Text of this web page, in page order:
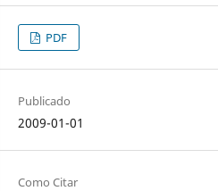
PDF
Publicado
2009-01-01
Como Citar